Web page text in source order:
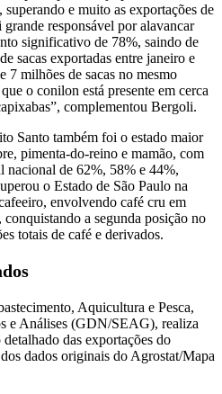
e muito as exportações de
responsável por alavancar
significativo de 78%, saindo de
sacas exportadas entre janeiro e
7 milhões de sacas no mesmo
o conilon está presente em cerca
complementou Bergoli.
Santo também foi o estado maior
pimenta-do-reino e mamão, com
nacional de 62%, 58% e 44%,
o Estado de São Paulo na
envolvendo café cru em
a segunda posição no
totais de café e derivados.
Aquicultura e Pesca,
e Análises (GDN/SEAG), realiza
das exportações do
dados originais do Agrostat/Mapa